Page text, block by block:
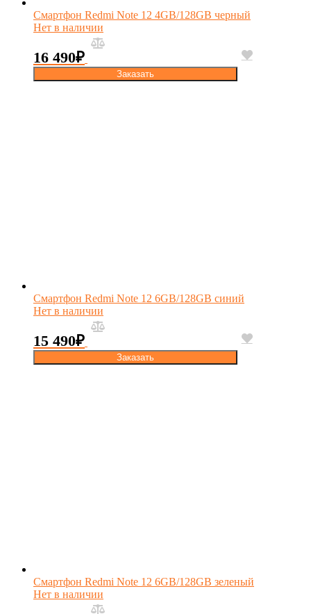
Смартфон Redmi Note 12 4GB/128GB черный
Нет в наличии
16 490₽
Заказать
Смартфон Redmi Note 12 6GB/128GB синий
Нет в наличии
15 490₽
Заказать
Смартфон Redmi Note 12 6GB/128GB зеленый
Нет в наличии